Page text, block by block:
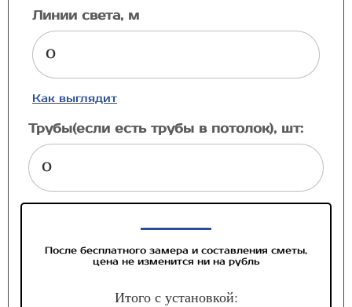
Линии света, м
Как выглядит
Трубы(если есть трубы в потолок), шт:
После бесплатного замера и составления сметы,
цена не изменится ни на рубль
Итого с установкой: